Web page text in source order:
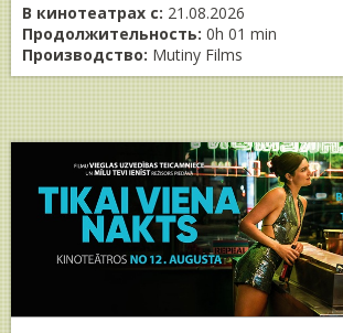
В кинотеатрах с: 21.08.2026
Продолжительность: 0h 01 min
Производство: Mutiny Films